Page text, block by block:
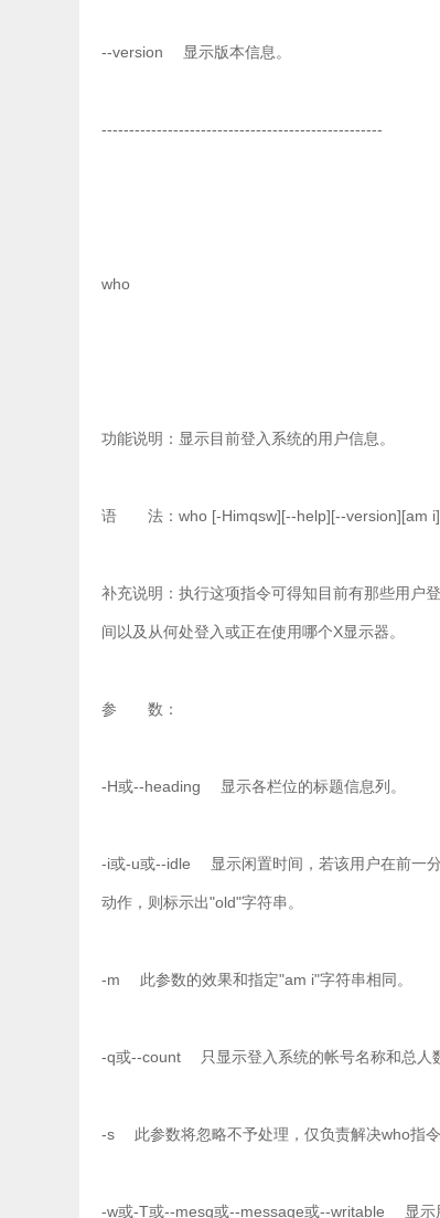
--version 显示版本信息。
---------------------------------------------------
who
功能说明：显示目前登入系统的用户信息。
语 法：who [-Himqsw][--help][--version][am
补充说明：执行这项指令可得知目前有那些用
间以及从何处登入或正在使用哪个X显示器。
参 数：
-H或--heading 显示各栏位的标题信息列。
-i或-u或--idle 显示闲置时间，若该用户在前一
动作，则标示出"old"字符串。
-m 此参数的效果和指定"am i"字符串相同。
-q或--count 只显示登入系统的帐号名称和总人
-s 此参数将忽略不予处理，仅负责解决who指令
-w或-T或--mesg或--message或--writable 显示